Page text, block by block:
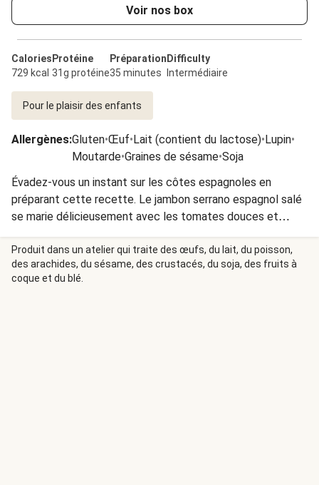
Voir nos box
Calories
729 kcal
Protéine
31g protéine
Préparation
35 minutes
Difficulty
Intermédiaire
Pour le plaisir des enfants
Allergènes:Gluten•Œuf•Lait (contient du lactose)•Lupin•
Moutarde•Graines de sésame•Soja
Évadez-vous un instant sur les côtes espagnoles en
préparant cette recette. Le jambon serrano espagnol salé
se marie délicieusement avec les tomates douces et
l’origan frais. La mini-tomate en grappe est également
appelée « tomate roma ».
Produit dans un atelier qui traite des œufs, du lait, du poisson,
des arachides, du sésame, des crustacés, du soja, des fruits à
coque et du blé.